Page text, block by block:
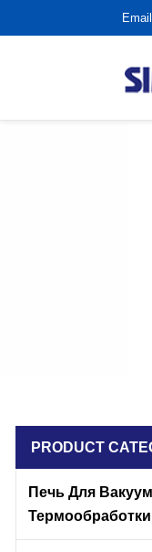
PRODUCT
Печь Для
Термообработки